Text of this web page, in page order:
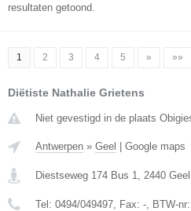
resultaten getoond.
1 2 3 4 5 » »»
Diëtiste Nathalie Grietens
Niet gevestigd in de plaats
Antwerpen » Geel Google maps
Diestseweg 174 Bus 1, 2440 Geel
Tel: 0494/049497, Fax: -, BTW-nr: